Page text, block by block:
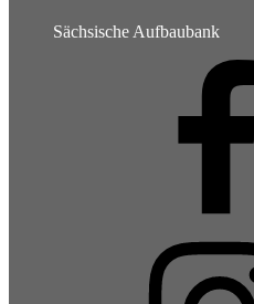
Sächsische Aufbaubank